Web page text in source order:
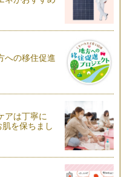
ちゃんとママとお伝えしま
ちゃんからのメッセージに
不安です。そんな中、パパ
になるのやら」ではなく
たり前ですが、体験したこ
ら…
への移住促進
アは丁寧に
を保ちまし